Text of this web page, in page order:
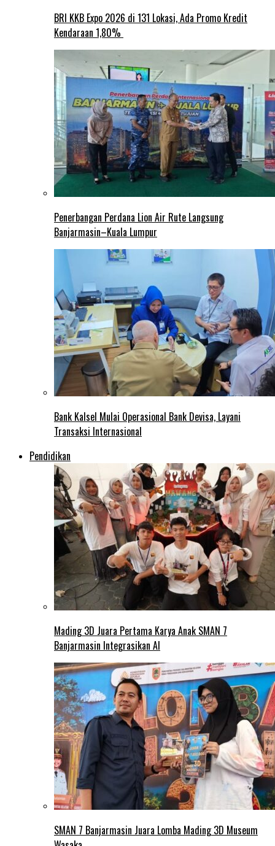
BRI KKB Expo 2026 di 131 Lokasi, Ada Promo Kredit
Kendaraan 1,80%
Penerbangan Perdana Lion Air Rute Langsung
Banjarmasin–Kuala Lumpur
Bank Kalsel Mulai Operasional Bank Devisa, Layani
Transaksi Internasional
Pendidikan
Mading 3D Juara Pertama Karya Anak SMAN 7
Banjarmasin Integrasikan AI
SMAN 7 Banjarmasin Juara Lomba Mading 3D Museum